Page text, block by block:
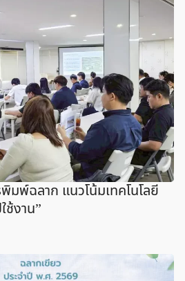
มพ์ฉลาก แนวโน้มเทคโนโลยี
ช้งาน”